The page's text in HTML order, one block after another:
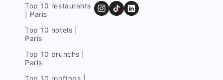
Top 10 restaurants
| Paris
Top 10 hotels |
Paris
Top 10 brunchs |
Paris
Top 10 rooftops |